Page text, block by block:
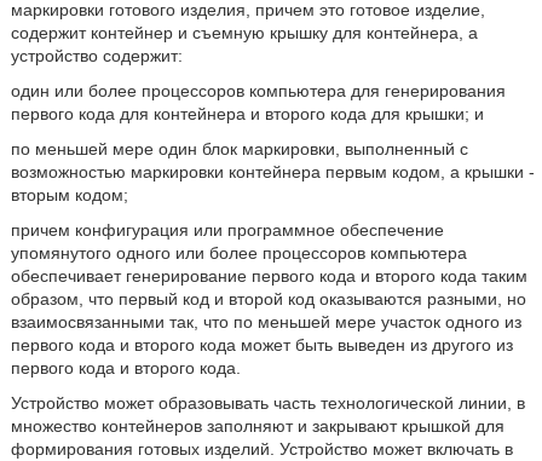
маркировки готового изделия, причем это готовое изделие,
содержит контейнер и съемную крышку для контейнера, а
устройство содержит:
один или более процессоров компьютера для генерирования
первого кода для контейнера и второго кода для крышки; и
по меньшей мере один блок маркировки, выполненный с
возможностью маркировки контейнера первым кодом, а крышки -
вторым кодом;
причем конфигурация или программное обеспечение
упомянутого одного или более процессоров компьютера
обеспечивает генерирование первого кода и второго кода таким
образом, что первый код и второй код оказываются разными, но
взаимосвязанными так, что по меньшей мере участок одного из
первого кода и второго кода может быть выведен из другого из
первого кода и второго кода.
Устройство может образовывать часть технологической линии, в
множество контейнеров заполняют и закрывают крышкой для
формирования готовых изделий. Устройство может включать в